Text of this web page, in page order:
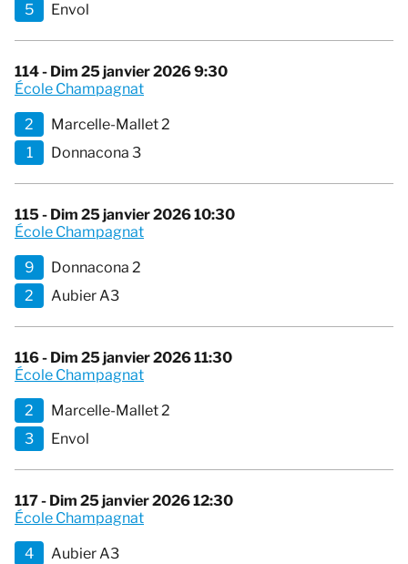
5
Envol
114 - Dim 25 janvier 2026 9:30
École Champagnat
2
Marcelle-Mallet 2
1
Donnacona 3
115 - Dim 25 janvier 2026 10:30
École Champagnat
9
Donnacona 2
2
Aubier A3
116 - Dim 25 janvier 2026 11:30
École Champagnat
2
Marcelle-Mallet 2
3
Envol
117 - Dim 25 janvier 2026 12:30
École Champagnat
4
Aubier A3